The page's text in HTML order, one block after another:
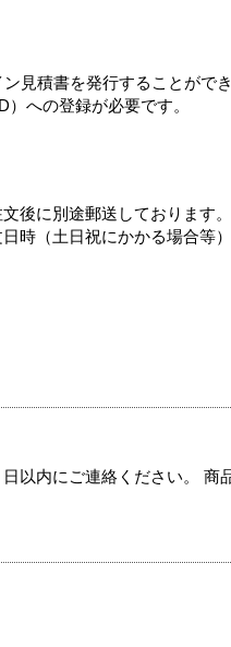
見積書を発行することができ
への登録が必要です。
後に別途郵送しております。
時（土日祝にかかる場合等
以内にご連絡ください。 商